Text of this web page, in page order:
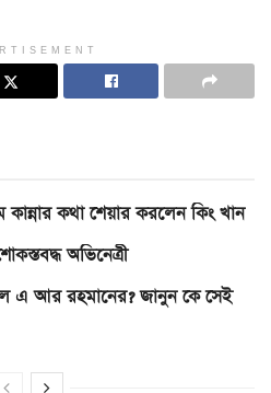
কথা শেয়ার করলেন কিং খান
অভিনেত্রী
এ আর রহমানের? জানুন কে সেই